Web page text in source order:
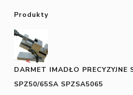
Produkty
DARMET IMADŁO PRECYZYJNE
SPZ50/65SA SPZSA5065